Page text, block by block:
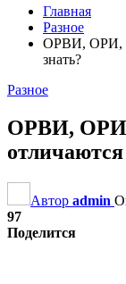
Главная
Разное
ОРВИ, ОРИ,
знать?
Разное
ОРВИ, ОРИ,
Автор admin
97
Поделится